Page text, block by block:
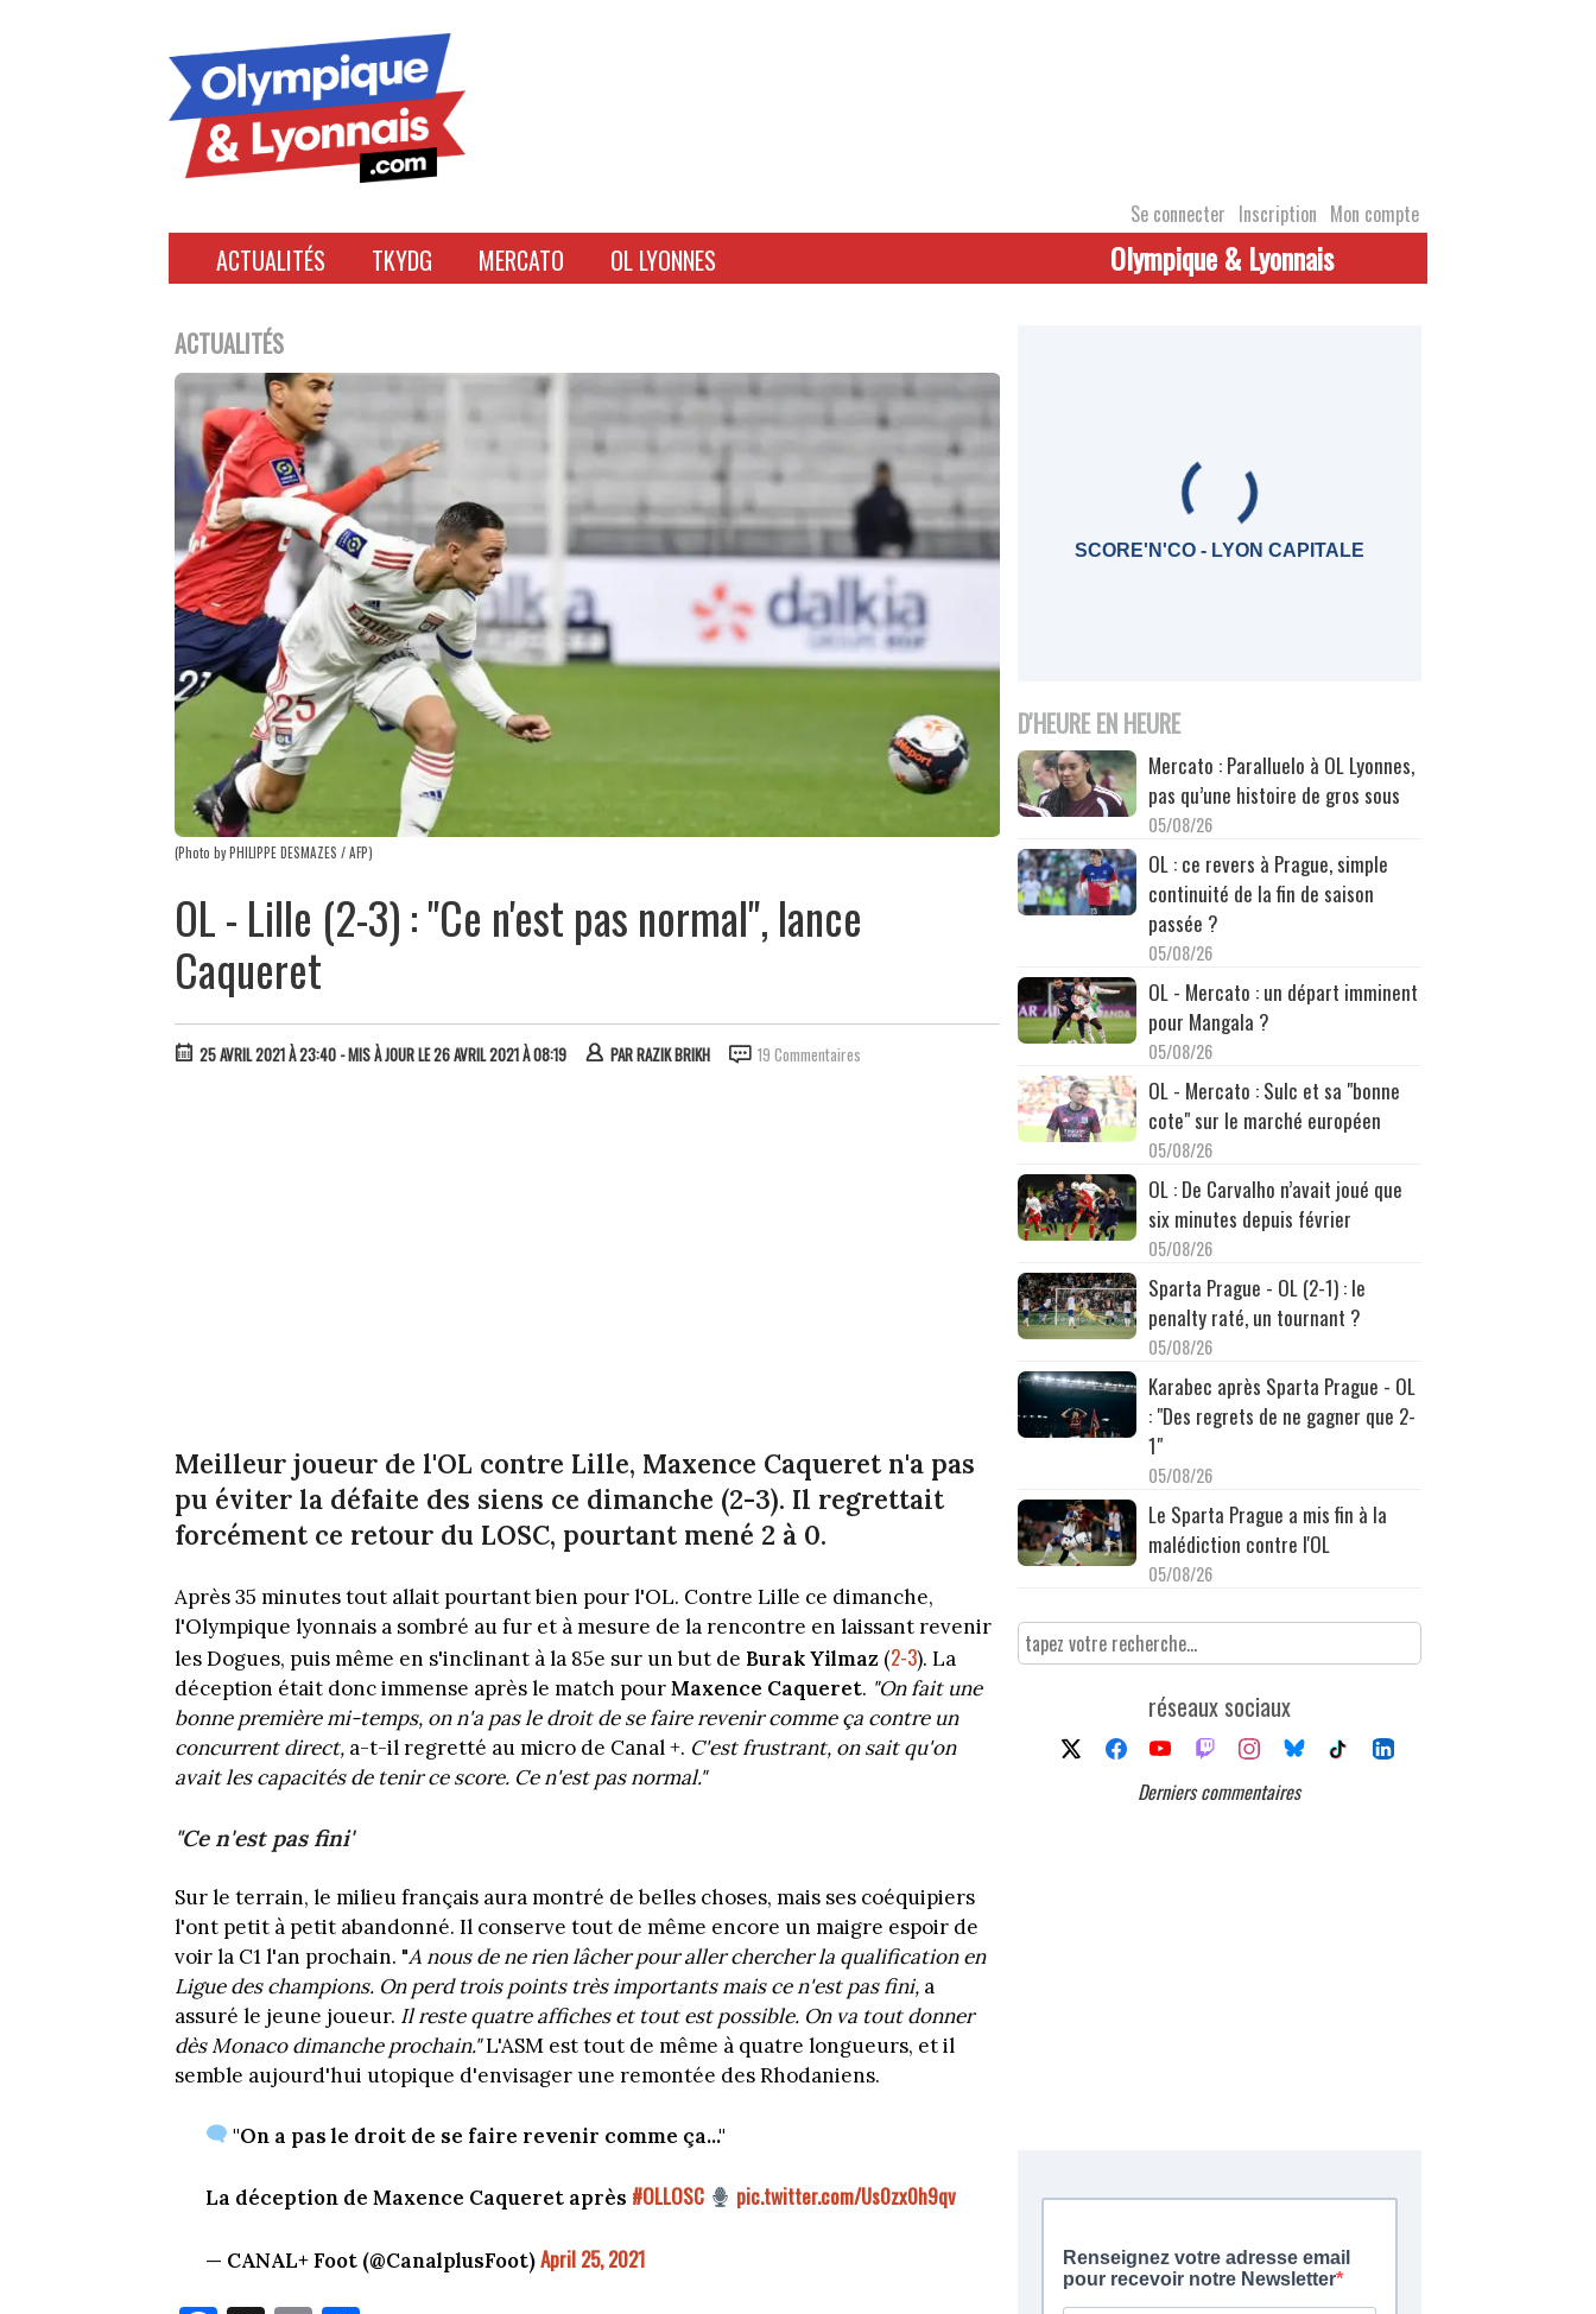
Se connecter Inscription Mon compte
ACTUALITÉS TKYDG MERCATO OL LYONNES Olympique & Lyonnais
ACTUALITÉS
(Photo by PHILIPPE DESMAZES / AFP)
OL - Lille (2-3) : "Ce n'est pas normal", lance
Caqueret
25 AVRIL 2021 À 23:40 - MIS À JOUR LE 26 AVRIL 2021 À 08:19 PARRAZIK BRIKH 19 Commentaires
Meilleur joueur de l'OL contre Lille, Maxence Caqueret n'a pas
pu éviter la défaite des siens ce dimanche (2-3). Il regrettait
forcément ce retour du LOSC, pourtant mené 2 à 0.
Après 35 minutes tout allait pourtant bien pour l'OL. Contre Lille ce dimanche,
l'Olympique lyonnais a sombré au fur et à mesure de la rencontre en laissantrevenir
les Dogues, puis même en s'inclinant à la 85e sur un but de Burak Yilmaz (2-3). La
déception était donc immense après le match pourMaxence Caqueret. "On fait une
bonne première mi-temps, on n'a pas le droit de se faire revenir comme ça contre un
concurrent direct, a-t-il regretté au micro de Canal +. C'est frustrant, on sait qu'on
avait les capacités de tenir ce score. Ce n'est pas normal."
"Ce n'est pas fini'
Sur le terrain, le milieu français aura montré de belles choses, mais ses coéquipiers
l'ont petit à petit abandonné. Il conserve tout de même encore un maigre espoir de
voir la C1 l'an prochain. "A nous de ne rien lâcher pour aller chercher la qualification en
Ligue des champions. On perd trois points très importants mais ce n'est pas fini, a
assuré le jeune joueur. Il reste quatre affiches et tout est possible. On va tout donner
dès Monaco dimanche prochain."L'ASM est tout de même à quatre longueurs, et il
semble aujourd'hui utopique d'envisager une remontée des Rhodaniens.
"On a pas le droit de se faire revenir comme ça..."
La déception de Maxence Caqueret après #OLLOSC pic.twitter.com/Us0zx0h9qv
— CANAL+ Foot (@CanalplusFoot)April 25, 2021
SCORE'N'CO - LYON CAPITALE
D'HEURE EN HEURE
Mercato : Paralluelo à OL Lyonnes,
pas qu’une histoire de gros sous
05/08/26
OL : ce revers à Prague, simple
continuité de la fin de saison
passée ?
05/08/26
OL - Mercato : un départ imminent
pour Mangala ?
05/08/26
OL - Mercato : Sulc et sa "bonne
cote" sur le marché européen
05/08/26
OL : De Carvalho n’avait joué que
six minutes depuis février
05/08/26
Sparta Prague - OL (2-1) : le
penalty raté, un tournant ?
05/08/26
Karabec après Sparta Prague - OL
: "Des regrets de ne gagner que 2-
1"
05/08/26
Le Sparta Prague a mis fin à la
malédiction contre l'OL
05/08/26
réseaux sociaux
Derniers commentaires